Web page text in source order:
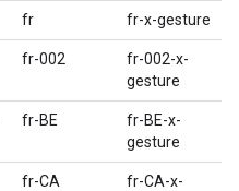
fr fr-x-gesture
fr-002
fr-002-x-
gesture
fr-BE
fr-BE-x-
gesture
fr-CA
fr-CA-x-